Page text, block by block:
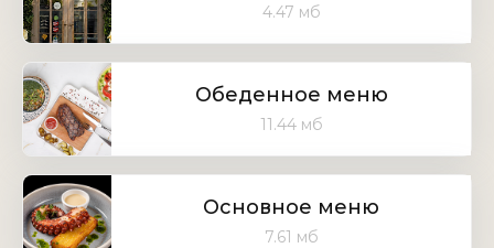
4.47 мб
Обеденное меню
11.44 мб
Основное меню
7.61 мб